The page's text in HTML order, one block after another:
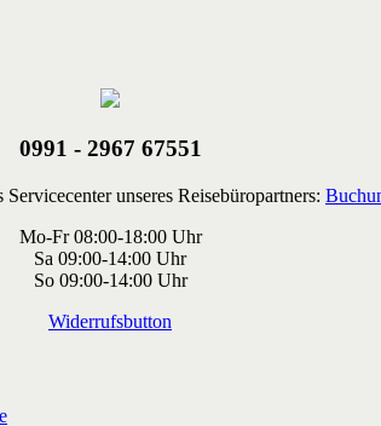
0991 - 2967 67551
unseres Reisebüropartners:
Mo-Fr 08:00-18:00 Uhr
Sa 09:00-14:00 Uhr
So 09:00-14:00 Uhr
Widerrufsbutton